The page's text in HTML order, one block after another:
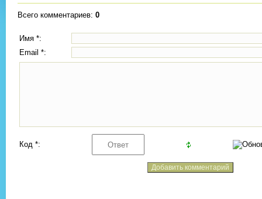
Всего комментариев: 0
Имя *:
Email *:
Код *: